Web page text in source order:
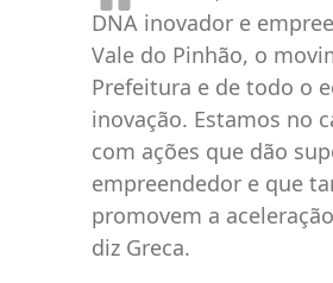
DNA inovador e
Vale do Pinhão, o
Prefeitura e de todo o
inovação. Estamos no
com ações que dão
empreendedor e que
promovem a
diz Greca.